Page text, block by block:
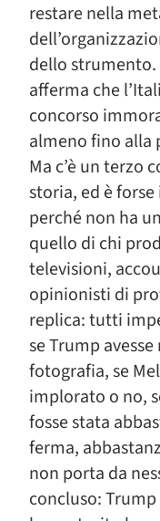
restare nella
dello strumento.
afferma che
concorso
almeno fino alla
Ma c’è un terzo
storia, ed è
perché non ha
quello di chi
televisioni,
opinionisti di
replica: tutti
se Trump
fotografia, se
implorato o no,
fosse stata
ferma,
non porta da
concluso: